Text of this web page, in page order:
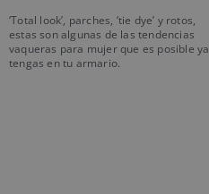
‘Total look’, parches, ‘tie dye’ y rotos,
estas son algunas de las tendencias
vaqueras para mujer que es posible ya
tengas en tu armario.